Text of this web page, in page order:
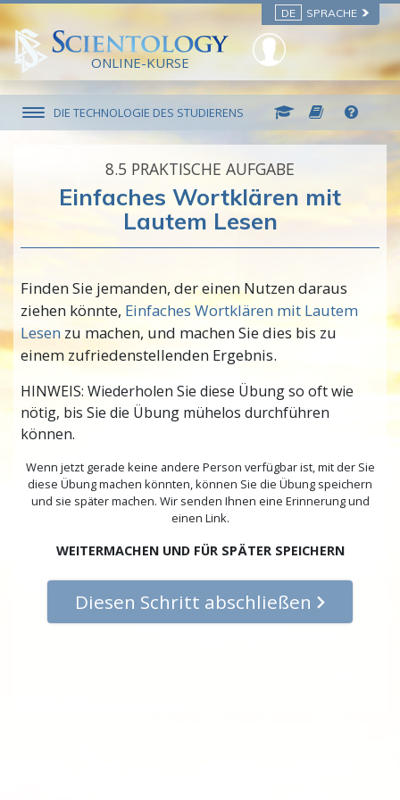
DE SPRACHE
ONLINE-KURSE
DIE TECHNOLOGIE DES STUDIERENS
8.‎5 PRAKTISCHE AUFGABE
Einfaches Wortklären mit
Lautem Lesen
Finden Sie jemanden, der einen Nutzen daraus
ziehen könnte, Einfaches Wortklären mit Lautem
Lesen zu machen, und machen Sie dies bis zu
einem zufriedenstellenden Ergebnis.
HINWEIS: Wiederholen Sie diese Übung so oft wie
nötig, bis Sie die Übung mühelos durchführen
können.
Wenn jetzt gerade keine andere Person verfügbar ist, mit der Sie
diese Übung machen könnten, können Sie die Übung speichern
und sie später machen. Wir senden Ihnen eine Erinnerung und
einen Link.
WEITERMACHEN UND FÜR SPÄTER SPEICHERN
Diesen Schritt abschließen